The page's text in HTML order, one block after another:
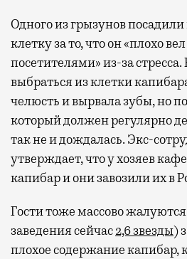
Одного из грызунов посадили
клетку за то, что он «плохо
посетителями» из-за
выбраться из клетки
челюсть и вырвала зубы, но
который должен регулярно
так не и дождалась. Экс-
утверждает, что у хозяев
капибар и они завозили их в
Гости тоже массово
заведения сейчас2,6 звезды)
плохое содержание капибар,